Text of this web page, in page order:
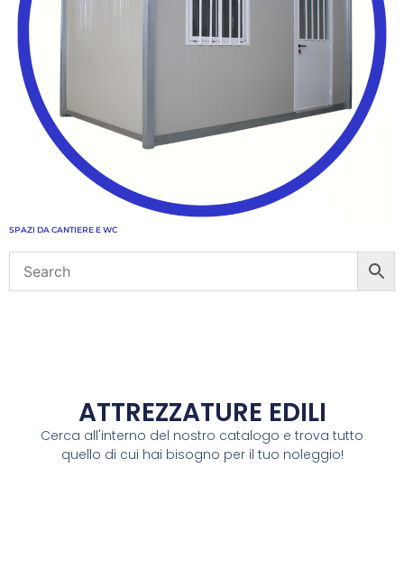
SPAZI DA CANTIERE E WC
ATTREZZATURE EDILI
Cerca all'interno del nostro catalogo e trova tutto
quello di cui hai bisogno per il tuo noleggio!